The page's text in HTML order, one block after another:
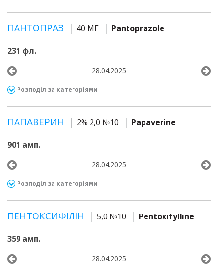
ПАНТОПРАЗ 40 МГ Pantoprazole
231 фл.
28.04.2025
Розподіл за категоріями
ПАПАВЕРИН 2% 2,0 №10 Papaverine
901 амп.
28.04.2025
Розподіл за категоріями
ПЕНТОКСИФІЛІН 5,0 №10 Pentoxifylline
359 амп.
28.04.2025